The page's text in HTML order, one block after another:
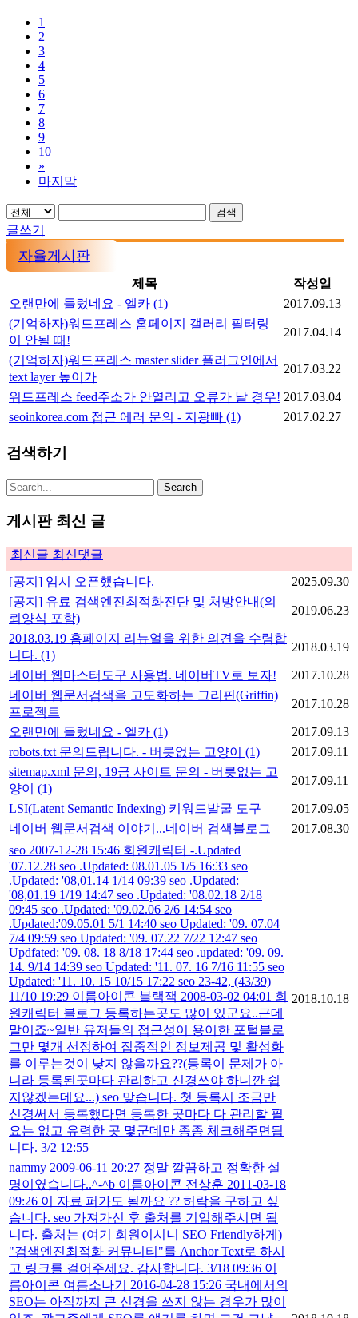
1
2
3
4
5
6
7
8
9
10
»
마지막
검색
글쓰기
자율게시판
제목
작성일
오랜만에 들렀네요 - 엘카 (1)
2017.09.13
(기억하자)워드프레스 홈페이지 갤러리 필터링
이 안될 때!
2017.04.14
(기억하자)워드프레스 master slider 플러그인에서
text layer 높이가
2017.03.22
워드프레스 feed주소가 안열리고 오류가 날 경우! 2017.03.04
seoinkorea.com 접근 에러 문의 - 지광빠 (1) 2017.02.27
검색하기
게시판 최신 글
최신글 최신댓글
[공지] 임시 오픈했습니다.
2025.09.30
[공지] 유료 검색엔진최적화진단 및 처방안내(의
뢰양식 포함)
2019.06.23
2018.03.19 홈페이지 리뉴얼을 위한 의견을 수렴합
니다. (1)
2018.03.19
네이버 웹마스터도구 사용법. 네이버TV로 보자!
2017.10.28
네이버 웹문서검색을 고도화하는 그리핀(Griffin)
프로젝트
2017.10.28
오랜만에 들렀네요 - 엘카 (1)
2017.09.13
robots.txt 문의드립니다. - 버릇없는 고양이 (1)
2017.09.11
sitemap.xml 문의, 19금 사이트 문의 - 버릇없는 고
양이 (1)
2017.09.11
LSI(Latent Semantic Indexing) 키워드발굴 도구
2017.09.05
네이버 웹문서검색 이야기...네이버 검색블로그
2017.08.30
seo 2007-12-28 15:46 회원캐릭터 -.Updated
'07.12.28 seo .Updated: 08.01.05 1/5 16:33 seo
.Updated: '08,01.14 1/14 09:39 seo .Updated:
'08,01.19 1/19 14:47 seo .Updated: '08.02.18 2/18
09:45 seo .Updated: '09.02.06 2/6 14:54 seo
.Updated:'09.05.01 5/1 14:40 seo Updated: '09. 07.04
7/4 09:59 seo Updated: '09. 07.22 7/22 12:47 seo
Updfated: '09. 08. 18 8/18 17:44 seo .updated: '09. 09.
14. 9/14 14:39 seo Updated: '11. 07. 16 7/16 11:55 seo
Updated: '11. 10. 15 10/15 17:22 seo 23-42, (43/39)
11/10 19:29 이름아이콘 블랙잭 2008-03-02 04:01 회
원캐릭터 블로그 등록하는곳도 많이 있군요..근데
말이죠~일반 유저들의 접근성이 용이한 포털블로
그만 몇개 선정하여 집중적인 정보제공 및 활성화
를 이루는것이 낮지 않을까요??(등록이 문제가 아
니라 등록된곳마다 관리하고 신경쓰야 하니깐 쉽
지않겠는데요...) seo 맞습니다. 첫 등록시 조금만
신경써서 등록했다면 등록한 곳마다 다 관리할 필
요는 없고 유력한 곳 몇군데만 종종 체크해주면됩
니다. 3/2 12:55
2018.10.18
nammy 2009-06-11 20:27 정말 깔끔하고 정확한 설
명이였습니다..^-^b 이름아이콘 전상훈 2011-03-18
09:26 이 자료 퍼가도 될까요 ?? 허락을 구하고 싶
습니다. seo 가져가신 후 출처를 기입해주시면 됩
니다. 출처는 (여기 회원이시니 SEO Friendly하게)
"검색엔진최적화 커뮤니티"를 Anchor Text로 하시
고 링크를 걸어주세요. 감사합니다. 3/18 09:36 이
름아이콘 여름소나기 2016-04-28 15:26 국내에서의
SEO는 아직까지 큰 신경을 쓰지 않는 경우가 많이